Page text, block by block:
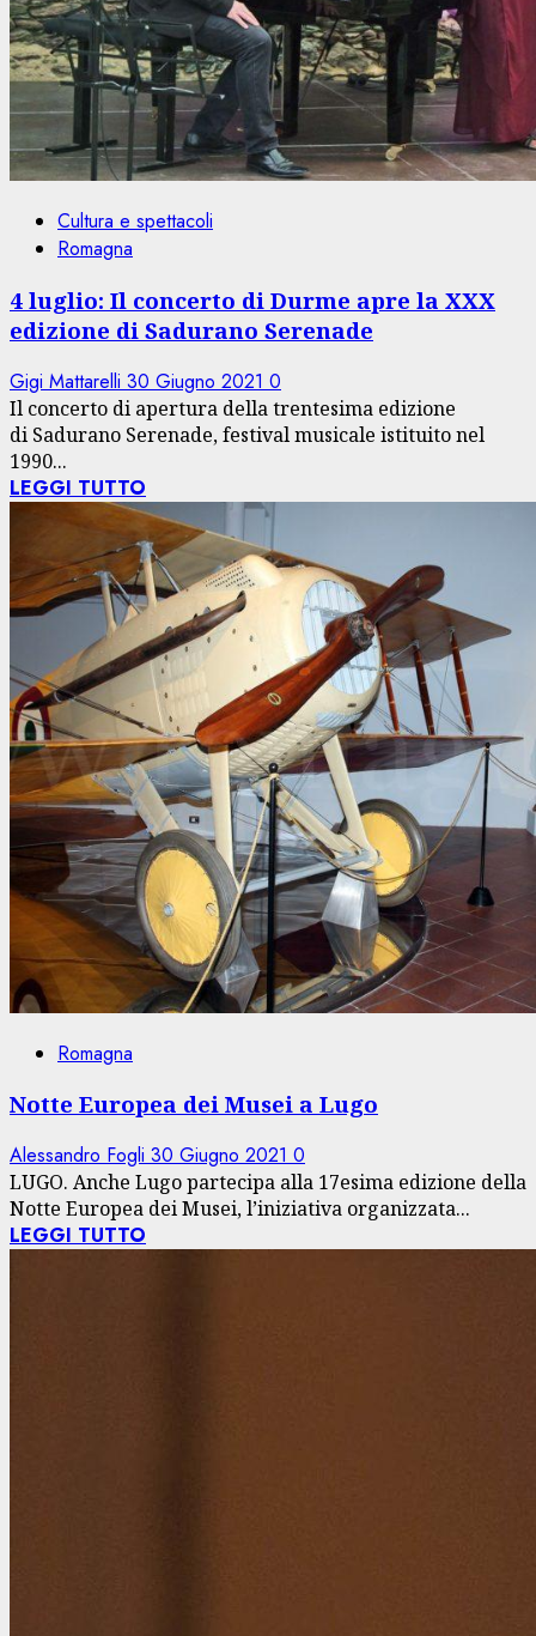
Cultura e spettacoli
Romagna
4 luglio: Il concerto di Durme apre la XXX
edizione di Sadurano Serenade
Gigi Mattarelli 30 Giugno 2021 0
Il concerto di apertura della trentesima edizione
di Sadurano Serenade, festival musicale istituito nel
1990...
LEGGI TUTTO
Romagna
Notte Europea dei Musei a Lugo
Alessandro Fogli 30 Giugno 2021 0
LUGO. Anche Lugo partecipa alla 17esima edizione della
Notte Europea dei Musei, l’iniziativa organizzata...
LEGGI TUTTO